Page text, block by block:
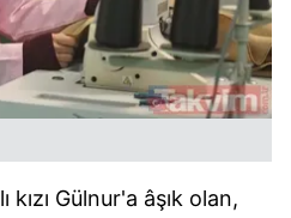
kızı Gülnur'a âşık olan,